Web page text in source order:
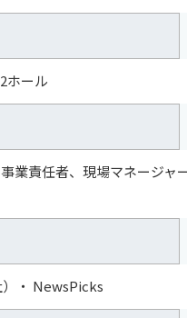
ホール
業責任者、現場マネージャ
・ NewsPicks